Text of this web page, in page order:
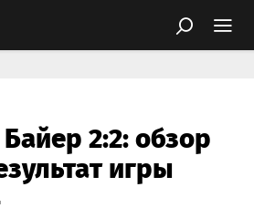
2:2: обзор
игры